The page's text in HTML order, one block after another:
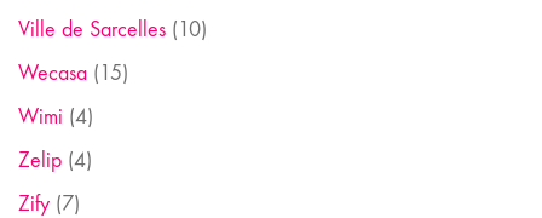
Ville de Sarcelles (10)
Wecasa (15)
Wimi (4)
Zelip (4)
Zify (7)